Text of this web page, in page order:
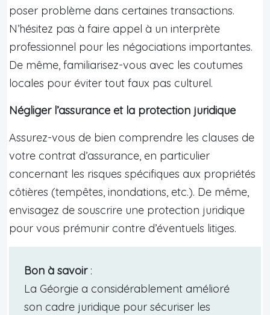
poser problème dans certaines transactions.
N’hésitez pas à faire appel à un interprète
professionnel pour les négociations importantes.
De même, familiarisez-vous avec les coutumes
locales pour éviter tout faux pas culturel.
Négliger l’assurance et la protection juridique
Assurez-vous de bien comprendre les clauses de
votre contrat d’assurance, en particulier
concernant les risques spécifiques aux propriétés
côtières (tempêtes, inondations, etc.). De même,
envisagez de souscrire une protection juridique
pour vous prémunir contre d’éventuels litiges.
Bon à savoir:
La Géorgie a considérablement amélioré
son cadre juridique pour sécuriser les